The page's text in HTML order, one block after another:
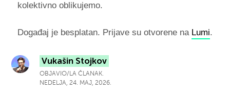
kolektivno oblikujemo.
Događaj je besplatan. Prijave su otvorene na Lumi.
Vukašin Stojkov
OBJAVIO/LA ČLANAK.
NEDELJA, 24. MAJ, 2026.